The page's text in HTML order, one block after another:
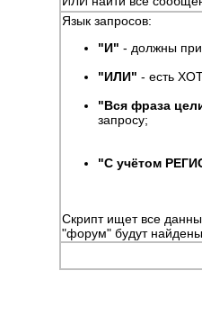
Язык запросов:
"И" - должны
"ИЛИ" - есть
"Вся фраза
запросу;
"С учётом
Скрипт ищет все
"форум" будут